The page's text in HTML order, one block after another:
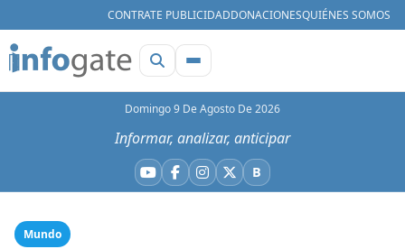
CONTRATE PUBLICIDADDONACIONESQUIÉNES SOMOS
Domingo 9 De Agosto De 2026
Informar, analizar, anticipar
YouTube
Facebook
Instagram
X BBluesky
Mundo